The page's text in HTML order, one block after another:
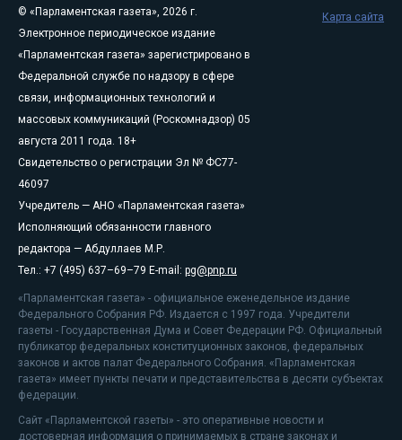
© «Парламентская газета», 2026 г.
Электронное периодическое издание
«Парламентская газета» зарегистрировано в
Федеральной службе по надзору в сфере
связи, информационных технологий и
массовых коммуникаций (Роскомнадзор) 05
августа 2011 года. 18+
Свидетельство о регистрации Эл № ФС77-
46097
Учредитель — АНО «Парламентская газета»
Исполняющий обязанности главного
редактора — Абдуллаев М.Р.
Тел.: +7 (495) 637–69–79 E-mail: pg@pnp.ru
«Парламентская газета» - официальное еженедельное издание
Федерального Собрания РФ. Издается с 1997 года. Учредители
газеты - Государственная Дума и Совет Федерации РФ. Официальный
публикатор федеральных конституционных законов, федеральных
законов и актов палат Федерального Собрания. «Парламентская
газета» имеет пункты печати и представительства в десяти субъектах
федерации.
Сайт «Парламентской газеты» - это оперативные новости и
достоверная информация о принимаемых в стране законах и
Карта сайта